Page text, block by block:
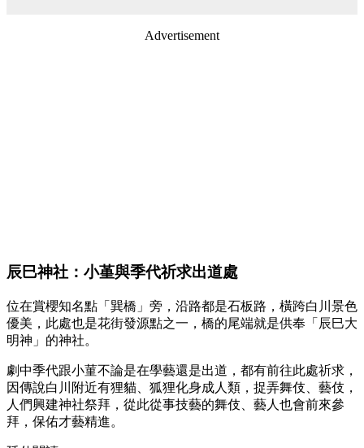
Advertisement
辰巳神社：小堇與季代祈求出道處
位在賞櫻知名點「巽橋」旁，沿路都是石板路，橫跨白川景色
優美，此處也是花街發源點之一，橋的尾端就是供奉「辰巳大
明神」的神社。
劇中季代跟小菫不論是在學藝還是出道，都有前往此處祈求，
因傳說白川附近有狸貓、狐狸化身成人類，捉弄舞伎、藝伎，
人們興建神社祭拜，從此從事技藝的舞伎、藝人也會前來參
拜，保佑才藝精進。